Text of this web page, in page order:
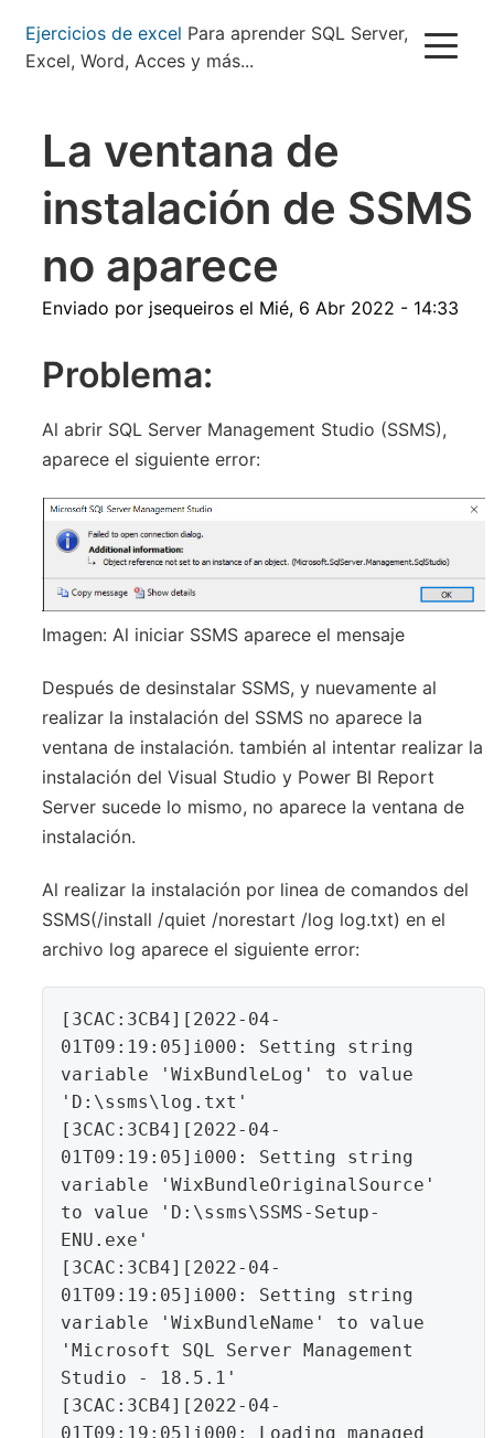
Pasar
contenido
Ejercicios de excel Para aprender SQL Server,
Excel, Word, Acces y más...
La ventana de
instalación de SSMS
no aparece
Enviado por jsequeiros el Mié, 6 Abr 2022 - 14:33
Problema:
Al abrir SQL Server Management Studio (SSMS),
aparece el siguiente error:
Imagen: Al iniciar SSMS aparece el mensaje
Después de desinstalar SSMS, y nuevamente al
realizar la instalación del SSMS no aparece la
ventana de instalación. también al intentar realizar la
instalación del Visual Studio y Power BI Report
Server sucede lo mismo, no aparece la ventana de
instalación.
Al realizar la instalación por linea de comandos del
SSMS(/install /quiet /norestart /log log.txt) en el
archivo log aparece el siguiente error:
[3CAC:3CB4][2022-04-
01T09:19:05]i000: Setting string
variable 'WixBundleLog' to value
'D:\ssms\log.txt'
[3CAC:3CB4][2022-04-
01T09:19:05]i000: Setting string
variable 'WixBundleOriginalSource'
to value 'D:\ssms\SSMS-Setup-
ENU.exe'
[3CAC:3CB4][2022-04-
01T09:19:05]i000: Setting string
variable 'WixBundleName' to value
'Microsoft SQL Server Management
Studio - 18.5.1'
[3CAC:3CB4][2022-04-
01T09:19:05]i000: Loading managed